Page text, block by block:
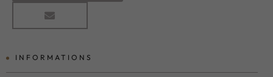
INFORMATIONS